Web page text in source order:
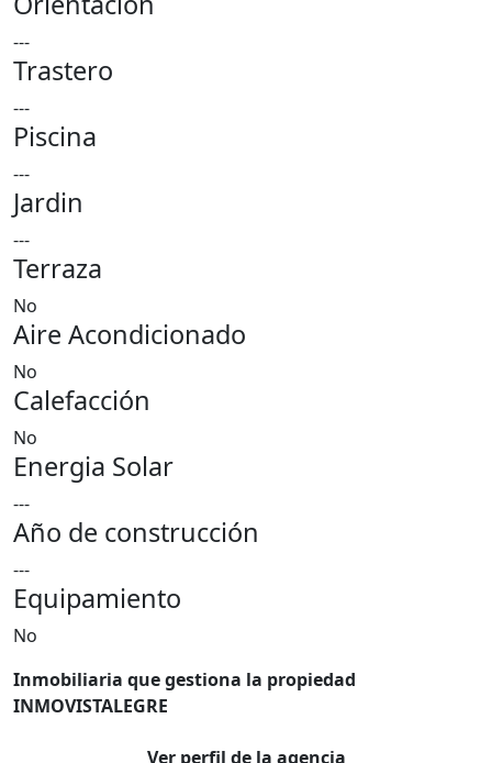
---
Trastero
---
Piscina
---
Jardin
---
Terraza
No
Aire Acondicionado
No
Calefacción
No
Energia Solar
---
Año de construcción
---
Equipamiento
No
Inmobiliaria que gestiona la propiedad
INMOVISTALEGRE
Ver perfil de la agencia